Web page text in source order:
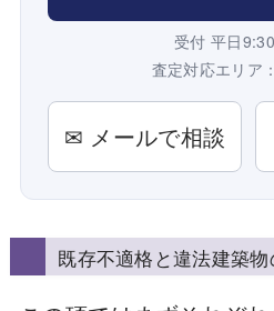
受付 平日
査定対応エリア
✉ メールで相談
既存不適格と違法建築